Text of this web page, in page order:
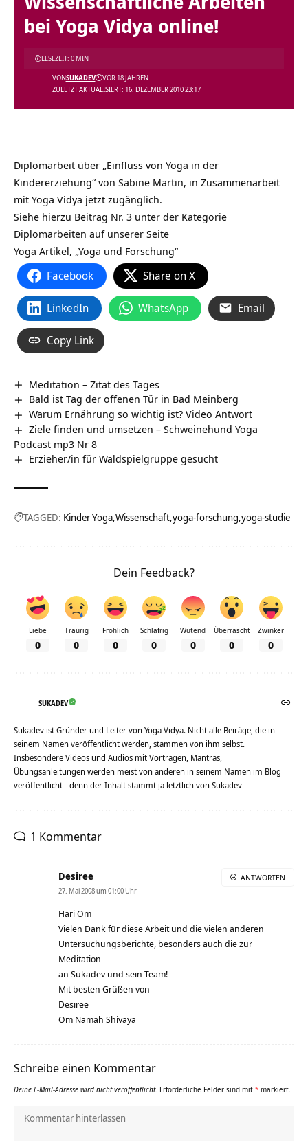
bei Yoga Vidya online!
ZULETZT AKTUALISIERT: 16. DEZEMBER 2010 23:17
VONSUKADEV VOR 18 JAHREN
LESEZEIT: 0 MIN
Diplomarbeit über „Einfluss von Yoga in der
Kindererziehung“ von Sabine Martin, in Zusammenarbeit
mit Yoga Vidya jetzt zugänglich.
Siehe hierzu Beitrag Nr. 3 unter der Kategorie
Diplomarbeiten auf unserer Seite
Yoga Artikel, „Yoga und Forschung“
Facebook Share on X
LinkedIn WhatsApp Email
Copy Link
Meditation – Zitat des Tages
Bald ist Tag der offenen Tür in Bad Meinberg
Warum Ernährung so wichtig ist? Video Antwort
Ziele finden und umsetzen – Schweinehund Yoga
Podcast mp3 Nr 8
Erzieher/in für Waldspielgruppe gesucht
TAGGED: Kinder Yoga Wissenschaft yoga-forschung yoga-studie
Dein Feedback?
Liebe
0
Traurig
0
Fröhlich
0
Schläfrig
0
Wütend
0
Überrascht
0
Zwinker
0
SUKADEV
Sukadev ist Gründer und Leiter von Yoga Vidya. Nicht alle Beiräge, die in
seinem Namen veröffentlicht werden, stammen von ihm selbst.
Insbesondere Videos und Audios mit Vorträgen, Mantras,
Übungsanleitungen werden meist von anderen in seinem Namen im Blog
veröffentlicht - denn der Inhalt stammt ja letztlich von Sukadev
1 Kommentar
Desiree
27. Mai 2008 um 01:00 Uhr
Hari Om
Vielen Dank für diese Arbeit und die vielen anderen
Untersuchungsberichte, besonders auch die zur
Meditation
an Sukadev und sein Team!
Mit besten Grüßen von
Desiree
Om Namah Shivaya
ANTWORTEN
Schreibe einen Kommentar
Deine E-Mail-Adresse wird nicht veröffentlicht. Erforderliche Felder sind mit * markiert.